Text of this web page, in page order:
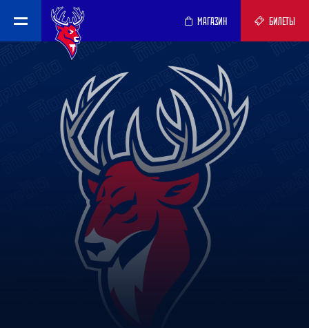
МАГАЗИН БИЛЕТЫ